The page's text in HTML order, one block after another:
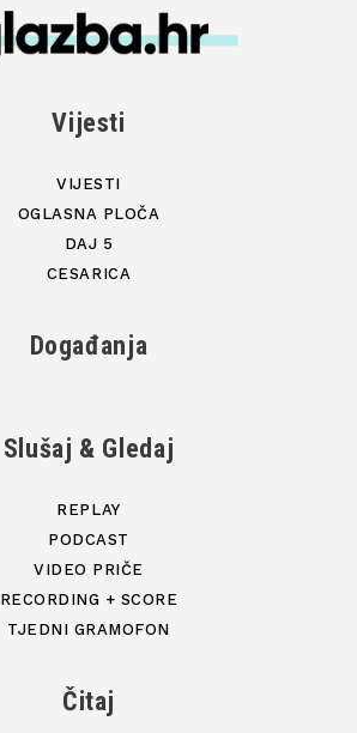
Vijesti
VIJESTI
OGLASNA PLOČA
DAJ 5
CESARICA
Događanja
Slušaj & Gledaj
REPLAY
PODCAST
VIDEO PRIČE
RECORDING + SCORE
TJEDNI GRAMOFON
Čitaj